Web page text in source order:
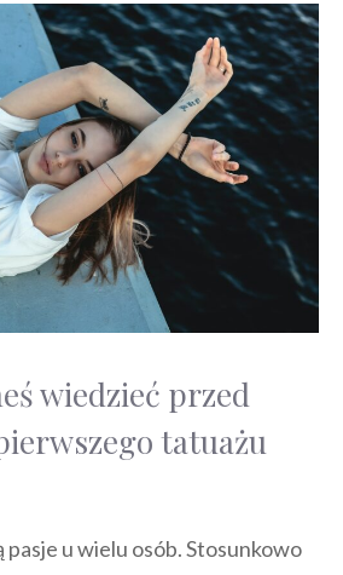
wiedzieć przed
tatuażu
pasje u wielu osób. Stosunkowo